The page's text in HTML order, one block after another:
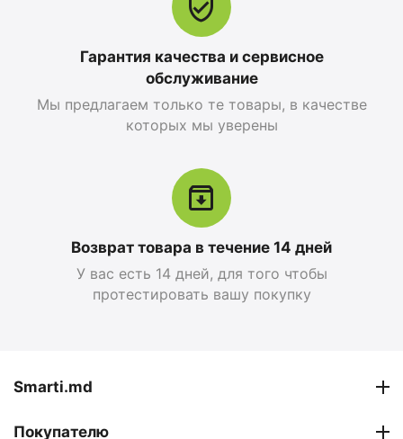
Гарантия качества и сервисное
обслуживание
Мы предлагаем только те товары, в качестве
которых мы уверены
Возврат товара в течение 14 дней
У вас есть 14 дней, для того чтобы
протестировать вашу покупку
Smarti.md
Покупателю